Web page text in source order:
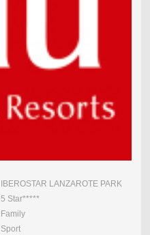
IBEROSTAR LANZAROTE PARK
5 Star*****
Family
Sport